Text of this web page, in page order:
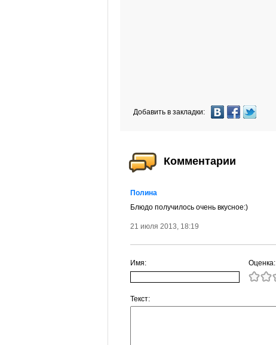
Добавить в закладки:
Комментарии
Полина
Блюдо получилось очень вкусное:)
21 июля 2013, 18:19
Имя: Оценка:
Текст: